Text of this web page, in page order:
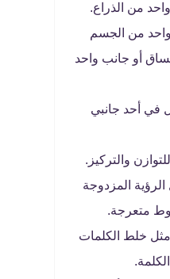
من الذراع.
من الجسم
أو جانب واحد
في أحد جانبي
والتركيز.
الرؤية المزدوجة
متعرجة.
خلط الكلمات